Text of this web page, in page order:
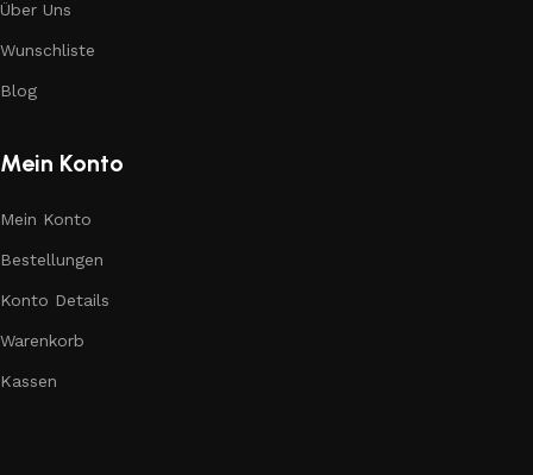
Über Uns
Wunschliste
Blog
Mein Konto
Mein Konto
Bestellungen
Konto Details
Warenkorb
Kassen